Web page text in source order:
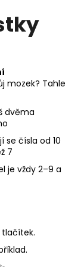
mozek? Tahle
dvěma
se čísla od 10
7
je vždy 2–9 a
tlačítek.